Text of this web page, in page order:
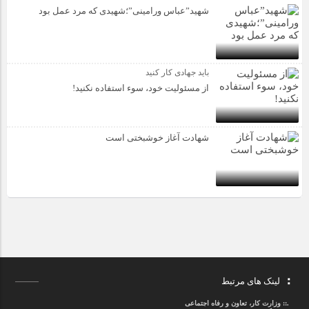
شهید”عباس ورامینی”؛شهیدی که مرد عمل بود
باید جهادی کار کنید
از مسئولیت خود، سوء استفاده نکنید!
شهادت آغاز خوشبختی است
لینک های مرتبط
.::وزارت کار، تعاون و رفاه اجتماعی